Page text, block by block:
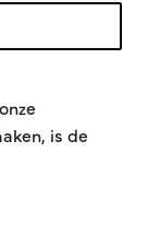
is de